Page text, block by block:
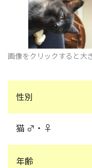
画像をクリックすると大
性別
猫 ♂・♀
年齢